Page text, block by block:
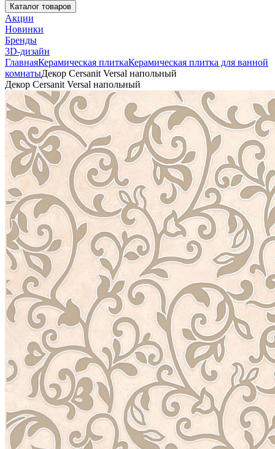
Каталог товаров
Акции
Новинки
Бренды
3D-дизайн
ГлавнаяКерамическая плиткаКерамическая плитка для ванной
комнатыДекор Cersanit Versal напольный
Декор Cersanit Versal напольный